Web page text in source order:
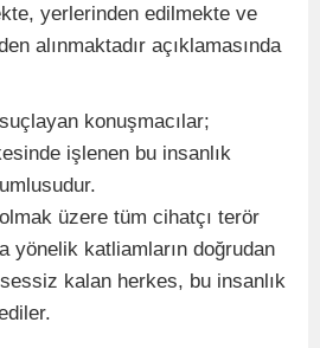
yerlerinden edilmekte ve
alınmaktadır açıklamasında
konuşmacılar;
işlenen bu insanlık
üzere tüm cihatçı terör
yönelik katliamların doğrudan
kalan herkes, bu insanlık